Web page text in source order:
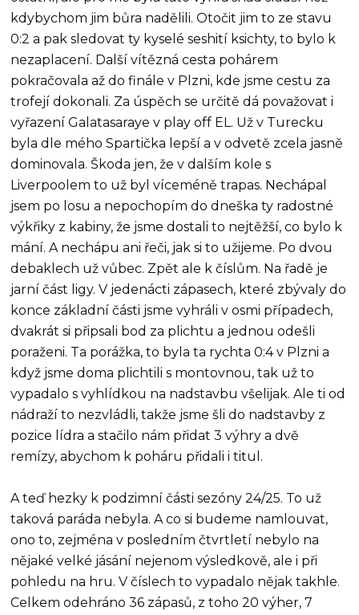
kdybychom jim bůra nadělili. Otočit jim to ze stavu
0:2 a pak sledovat ty kyselé seshití ksichty, to bylo k
nezaplacení. Další vítězná cesta pohárem
pokračovala až do finále v Plzni, kde jsme cestu za
trofejí dokonali. Za úspěch se určitě dá považovat i
vyřazení Galatasaraye v play off EL. Už v Turecku
byla dle mého Spartička lepší a v odvetě zcela jasně
dominovala. Škoda jen, že v dalším kole s
Liverpoolem to už byl víceméně trapas. Nechápal
jsem po losu a nepochopím do dneška ty radostné
výkřiky z kabiny, že jsme dostali to nejtěžší, co bylo k
mání. A nechápu ani řeči, jak si to užijeme. Po dvou
debaklech už vůbec. Zpět ale k číslům. Na řadě je
jarní část ligy. V jedenácti zápasech, které zbývaly do
konce základní části jsme vyhráli v osmi případech,
dvakrát si připsali bod za plichtu a jednou odešli
poraženi. Ta porážka, to byla ta rychta 0:4 v Plzni a
když jsme doma plichtili s montovnou, tak už to
vypadalo s vyhlídkou na nadstavbu všelijak. Ale ti od
nádraží to nezvládli, takže jsme šli do nadstavby z
pozice lídra a stačilo nám přidat 3 výhry a dvě
remízy, abychom k poháru přidali i titul.
A teď hezky k podzimní části sezóny 24/25. To už
taková paráda nebyla. A co si budeme namlouvat,
ono to, zejména v posledním čtvrtletí nebylo na
nějaké velké jásání nejenom výsledkově, ale i při
pohledu na hru. V číslech to vypadalo nějak takhle.
Celkem odehráno 36 zápasů, z toho 20 výher, 7